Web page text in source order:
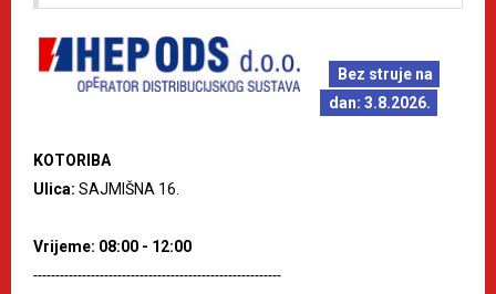
Bez struje na
dan: 3.8.2026.
KOTORIBA
Ulica: SAJMIŠNA 16.
Vrijeme: 08:00 - 12:00
--------------------------------------------------------